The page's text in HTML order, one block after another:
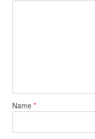
Name *